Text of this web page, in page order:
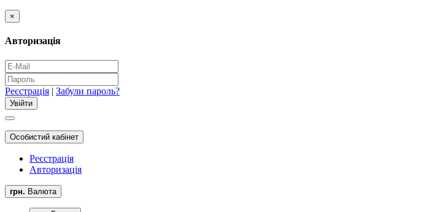
×
Авторизація
Реєстрація | Забули пароль?
Особистий кабінет
Реєстрація
Авторизація
грн. Валюта